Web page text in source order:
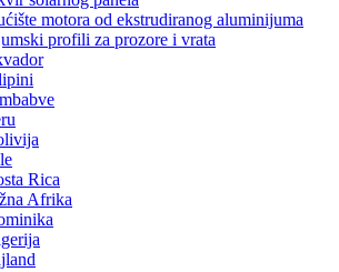
motora od ekstrudiranog aluminijuma
profili za prozore i vrata
Rica
Afrika